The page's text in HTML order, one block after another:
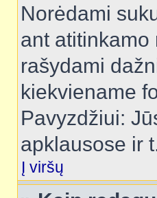
Norėdami
ant atitinkamo
rašydami
kiekviename
Pavyzdžiui:
apklausose ir
Į viršų